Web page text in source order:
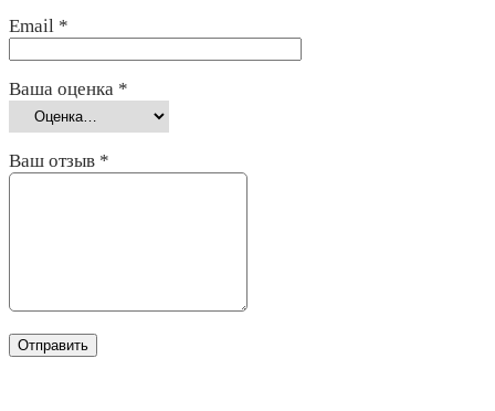
Email *
Ваша оценка *
Ваш отзыв *